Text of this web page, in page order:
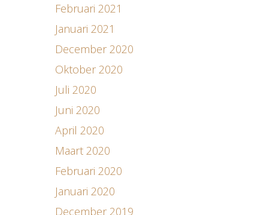
Februari 2021
Januari 2021
December 2020
Oktober 2020
Juli 2020
Juni 2020
April 2020
Maart 2020
Februari 2020
Januari 2020
December 2019